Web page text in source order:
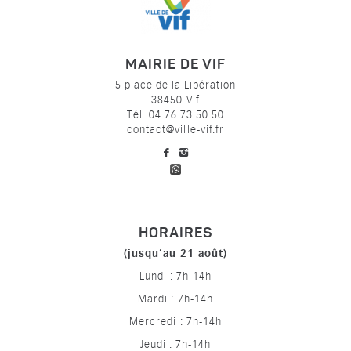
MAIRIE DE VIF
5 place de la Libération
38450 Vif
Tél. 04 76 73 50 50
contact@ville-vif.fr
voir notre page facebook
HORAIRES
(jusqu’au 21 août)
Lundi : 7h-14h
Mardi : 7h-14h
Mercredi : 7h-14h
Jeudi : 7h-14h